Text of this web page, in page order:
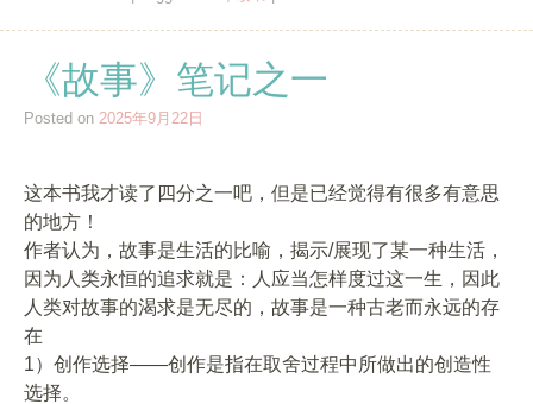
《故事》笔记之一
Posted on 2025年9月22日
这本书我才读了四分之一吧，但是已经觉得有很多有意思
的地方！
作者认为，故事是生活的比喻，揭示/展现了某一种生活，
因为人类永恒的追求就是：人应当怎样度过这一生，因此
人类对故事的渴求是无尽的，故事是一种古老而永远的存
在
1）创作选择——创作是指在取舍过程中所做出的创造性
选择。